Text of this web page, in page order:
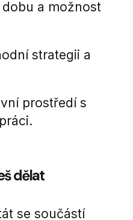
a možnost
strategii a
prostředí s
dělat
se součástí